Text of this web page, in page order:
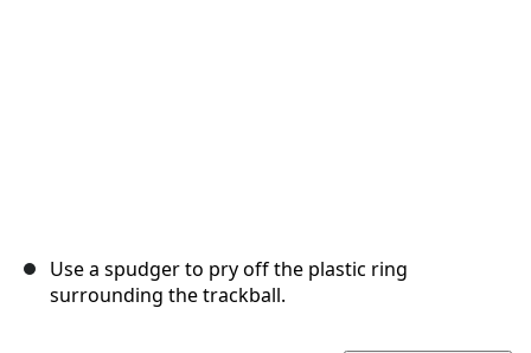
Use a spudger to pry off the plastic ring
surrounding the trackball.